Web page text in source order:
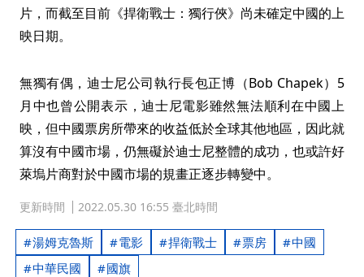
片，而截至目前《捍衛戰士：獨行俠》尚未確定中國的上
映日期。
無獨有偶，迪士尼公司執行長包正博（Bob Chapek）5
月中也曾公開表示，迪士尼電影雖然無法順利在中國上
映，但中國票房所帶來的收益低於全球其他地區，因此就
算沒有中國市場，仍無礙於迪士尼整體的成功，也或許好
萊塢片商對於中國市場的規畫正逐步轉變中。
更新時間 2022.05.30 16:55 臺北時間
湯姆克魯斯 電影 捍衛戰士 票房
中國
中華民國
國旗